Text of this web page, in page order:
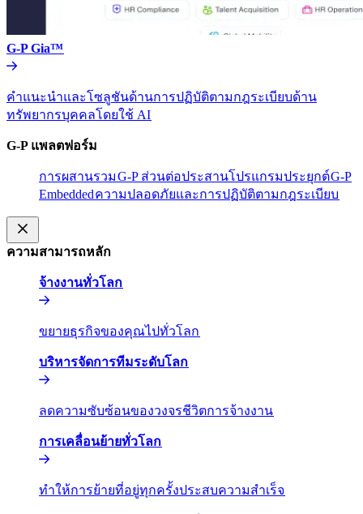
G-P Gia™​​
คำแนะนำและโซลูชันด้านการปฏิบัติตามกฎระเบียบด้าน
ทรัพยากรบุคคลโดยใช้ AI​​
G-P แพลตฟอร์ม​​
การผสานรวม​​G-P ส่วนต่อประสานโปรแกรมประยุกต์​​G-P
Embedded​​ความปลอดภัยและการปฏิบัติตามกฎระเบียบ​​
ความสามารถหลัก​​
จ้างงานทั่วโลก​​
ขยายธุรกิจของคุณไปทั่วโลก​​
บริหารจัดการทีมระดับโลก​​
ลดความซับซ้อนของวงจรชีวิตการจ้างงาน​​
การเคลื่อนย้ายทั่วโลก​​
ทำให้การย้ายที่อยู่ทุกครั้งประสบความสำเร็จ​​